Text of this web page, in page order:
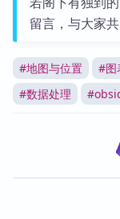
留言，与大家共
#地图与位置 #图
#数据处理 #